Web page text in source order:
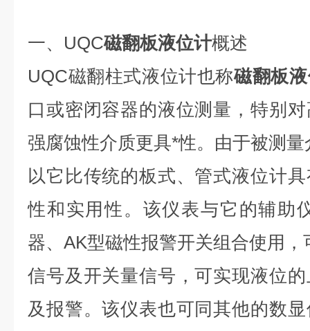
一、UQC磁翻板液位计概述
UQC磁翻柱式液位计也称磁翻板
口或密闭容器的液位测量，特别
强腐蚀性介质更具*性。由于被测
以它比传统的板式、管式液位计
性和实用性。该仪表与它的辅助
器、AK型磁性报警开关组合使用
信号及开关量信号，可实现液位
及报警。该仪表也可同其他的数